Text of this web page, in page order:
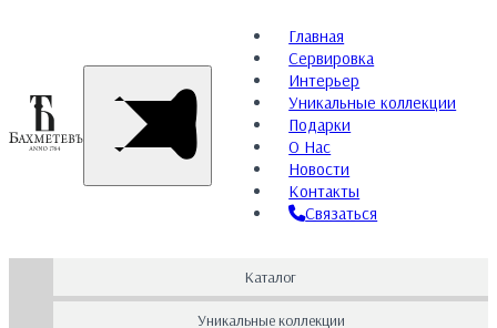
Главная
Сервировка
Интерьер
Уникальные коллекции
Подарки
О Нас
Новости
Контакты
Связаться
Каталог
Уникальные коллекции